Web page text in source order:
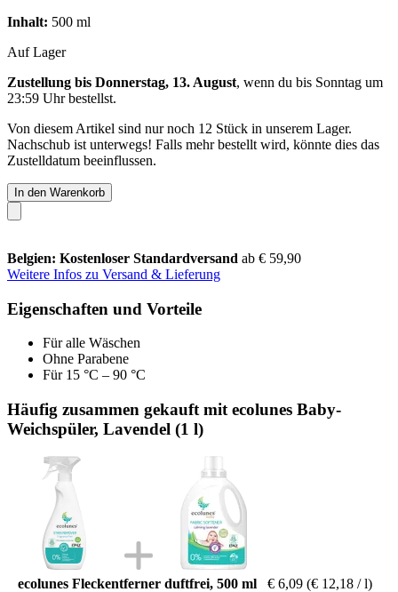
Inhalt: 500 ml
Auf Lager
Zustellung bis Donnerstag, 13. August, wenn du bis Sonntag um
23:59 Uhrbestellst.
Von diesem Artikel sind nur noch 12 Stück in unserem Lager.
Nachschub ist unterwegs! Falls mehr bestellt wird, könnte dies das
Zustelldatum beeinflussen.
In den Warenkorb
Belgien: Kostenloser Standardversand ab € 59,90
Weitere Infos zu Versand & Lieferung
Eigenschaften und Vorteile
Für alle Wäschen
Ohne Parabene
Für 15 °C – 90 °C
Häufig zusammen gekauft mit ecolunes Baby-
Weichspüler, Lavendel (1 l)
ecolunes Fleckentferner duftfrei, 500 ml € 6,09 (€ 12,18 / l)